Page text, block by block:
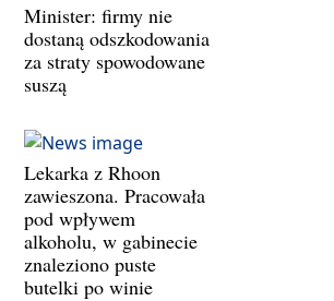
Minister: firmy nie
dostaną odszkodowania
za straty spowodowane
suszą
Lekarka z Rhoon
zawieszona. Pracowała
pod wpływem
alkoholu, w gabinecie
znaleziono puste
butelki po winie